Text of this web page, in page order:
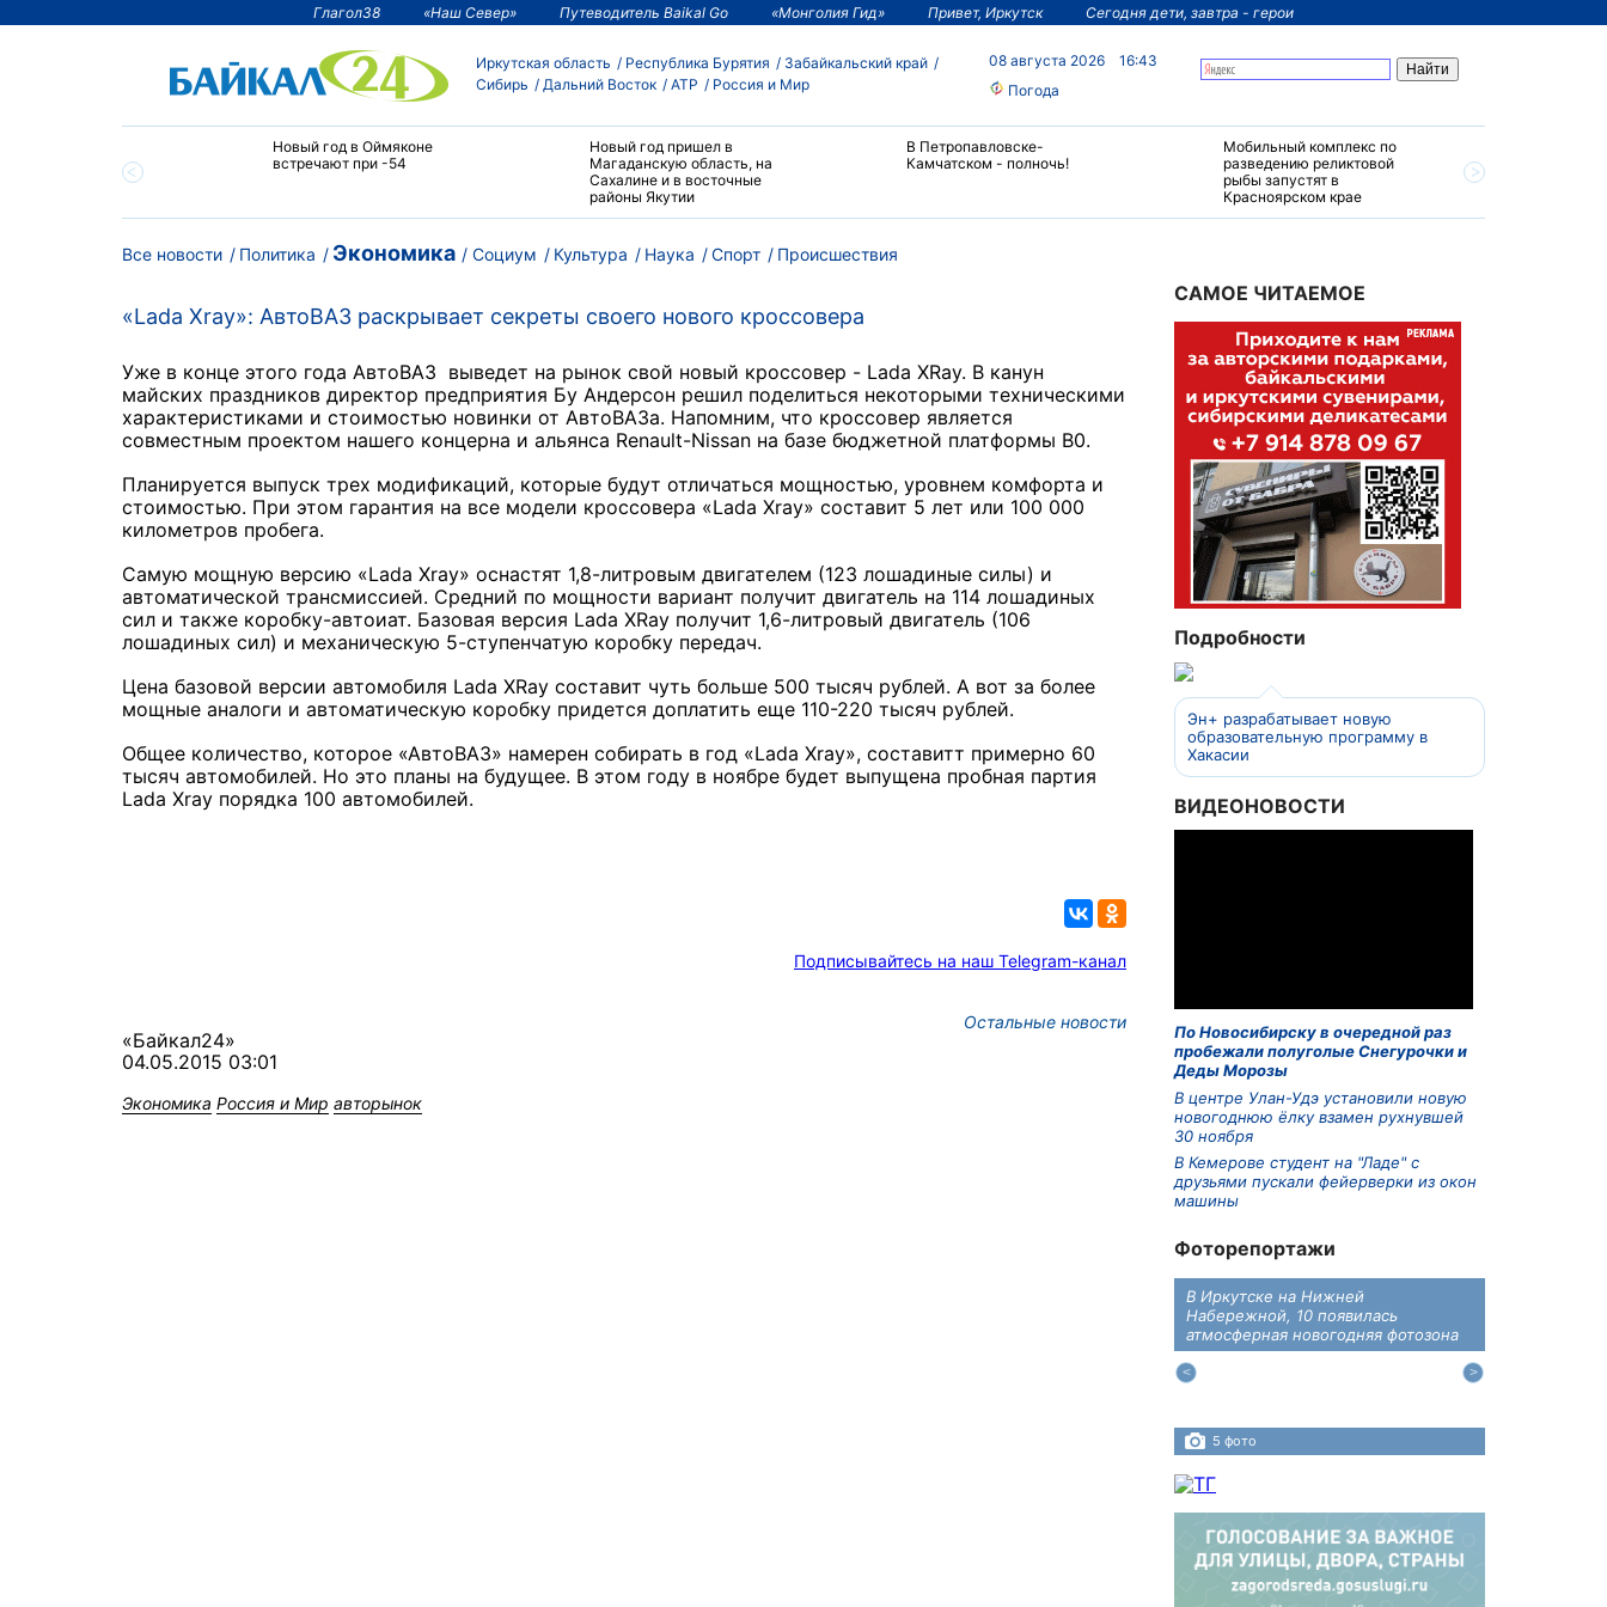
Глагол38 «Наш Север» Путеводитель Baikal Go «Монголия Гид» Привет, Иркутск Сегодня дети, завтра - герои
Иркутская область Республика Бурятия
Забайкальский край
Сибирь
Дальний Восток АТР Россия и Мир
08 августа 2026
16:43
Погода
Новый год в Оймяконе
встречают при -54
Новый год пришел в
Магаданскую область, на
Сахалине и в восточные
районы Якутии
В Петропавловске-
Камчатском - полночь!
Мобильный комплекс по
разведению реликтовой
рыбы запустят в
Красноярском крае
Все новости Политика Экономика Социум Культура Наука Спорт Происшествия
«Lada Xray»: АвтоВАЗ раскрывает секреты своего нового кроссовера
Уже в конце этого года АвтоВАЗ выведет на рынок свой новый кроссовер - Lada XRay. В канун
майских праздников директор предприятия Бу Андерсон решил поделиться некоторыми техническими
характеристиками и стоимостью новинки от АвтоВАЗа. Напомним, что кроссовер является
совместным проектом нашего концерна и альянса Renault-Nissan на базе бюджетной платформы B0.
Планируется выпуск трех модификаций, которые будут отличаться мощностью, уровнем комфорта и
стоимостью. При этом гарантия на все модели кроссовера «Lada Xray» составит 5 лет или 100 000
километров пробега.
Самую мощную версию «Lada Xray» оснастят 1,8-литровым двигателем (123 лошадиные силы) и
автоматической трансмиссией. Средний по мощности вариант получит двигатель на 114 лошадиных
сил и также коробку-автоиат. Базовая версия Lada XRay получит 1,6-литровый двигатель (106
лошадиных сил) и механическую 5-ступенчатую коробку передач.
Цена базовой версии автомобиля Lada XRay составит чуть больше 500 тысяч рублей. А вот за более
мощные аналоги и автоматическую коробку придется доплатить еще 110-220 тысяч рублей.
Общее количество, которое «АвтоВАЗ» намерен собирать в год «Lada Xray», составитт примерно 60
тысяч автомобилей. Но это планы на будущее. В этом году в ноябре будет выпущена пробная партия
Lada Xray порядка 100 автомобилей.
Подписывайтесь на наш Telegram-канал
Остальные новости
«Байкал24»
04.05.2015 03:01
Экономика Россия и Мир авторынок
САМОЕ ЧИТАЕМОЕ
Подробности
Эн+ разрабатывает новую
образовательную программу в
Хакасии
ВИДЕОНОВОСТИ
По Новосибирску в очередной раз
пробежали полуголые Снегурочки и
Деды Морозы
В центре Улан-Удэ установили новую
новогоднюю ёлку взамен рухнувшей
30 ноября
В Кемерове студент на "Ладе" с
друзьями пускали фейерверки из окон
машины
Фоторепортажи
В Иркутске на Нижней
Набережной, 10 появилась
атмосферная новогодняя фотозона
5 фото